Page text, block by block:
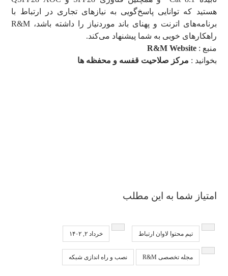
هستید که توانایی پاسخ‌گویی به نیازهای تجاری‌ در ارتباط با
برنامه‌های اترنت و پهنای باند موردنیاز را داشته باشد، R&M
راهکارهای خوبی به شما پیشنهاد می‌کند.
منبع :R&M Website
بخوانید : مرکز صلاحیت قفسه و محفظه ها
امتیاز شما به این مطلب
تیم محتوا لاوان ارتباط خرداد ۲, ۱۴۰۲
مجله تخصصی R&M نصب و راه اندازی شبکه